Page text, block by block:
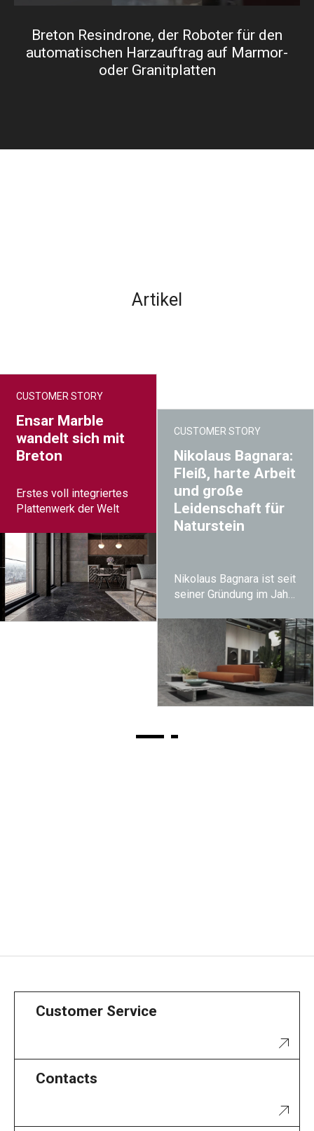
Breton Resindrone, der Roboter für den
automatischen Harzauftrag auf Marmor-
oder Granitplatten
Artikel
CUSTOMER STORY
Ensar Marble
wandelt sich mit
Breton
Erstes voll integriertes
Plattenwerk der Welt
CUSTOMER STORY
Nikolaus Bagnara:
Fleiß, harte Arbeit
und große
Leidenschaft für
Naturstein
Nikolaus Bagnara ist seit
seiner Gründung im Jahr
dafür, private Häuser und
gewerbliche Gebäude
durch die Verwendung
von Naturstein gesünder
und einzigartiger zu
machen.
Customer Service
Contacts